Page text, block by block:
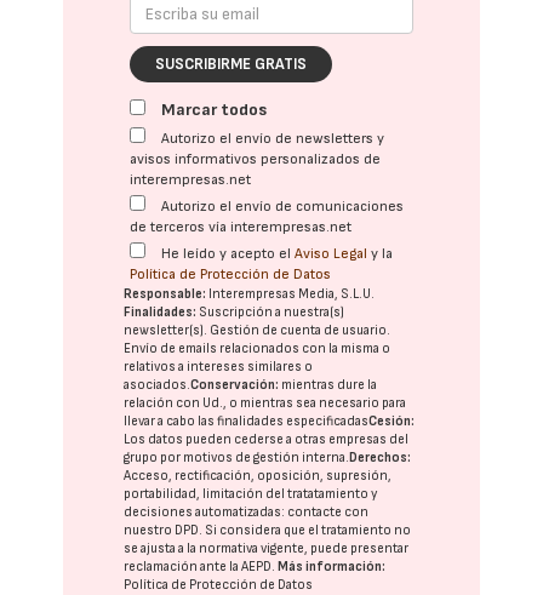
SUSCRIBIRME GRATIS
Marcar todos
Autorizo el envío de newsletters y
avisos informativos personalizados de
interempresas.net
Autorizo el envío de comunicaciones
de terceros vía interempresas.net
He leído y acepto elAviso Legal y la
Política de Protección de Datos
Responsable: Interempresas Media, S.L.U.
Finalidades: Suscripción a nuestra(s)
newsletter(s). Gestión de cuenta de usuario.
Envío de emails relacionados con la misma o
relativos a intereses similares o
asociados.Conservación: mientras dure la
relación con Ud., o mientras sea necesario para
llevar a cabo las finalidades especificadasCesión:
Los datos pueden cederse a otras empresas del
grupo por motivos de gestión interna.Derechos:
Acceso, rectificación, oposición, supresión,
portabilidad, limitación del tratatamiento y
decisiones automatizadas: contacte con
nuestro DPD. Si considera que el tratamiento no
se ajusta a la normativa vigente, puede presentar
reclamación ante laAEPD.Más información:
Política de Protección de Datos